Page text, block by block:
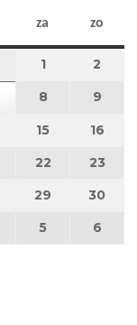
vrijdag
za zaterdag
zo
31 juli 2026
11 augustus
2
2026
7 augustus 2026
8 8 augustus
9
2026
14 augustus 2026
15 15 16
2026
21 augustus 2026
22 22 23
2026
28 augustus 2026
29 29 30
2026
4 september 2026
5 5 6